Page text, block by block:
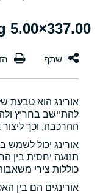
337.00×5.00 EPDM 70 Black O-Ring
אורינג הוא טבעת
להתיישב בחריץ
ההרכבה, וכך ליצור
אורינג יכול לשמש
תנועה יחסית בין
כוללות צירי
אורינגים הם בין